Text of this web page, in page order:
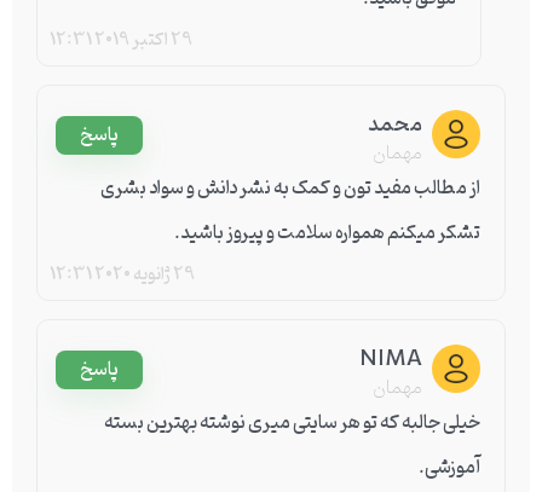
29 اکتبر 2019 12:31
محمد
مهمان
29 ژانویه 2020 12:31
از مطالب مفید تون و کمک به نشر دانش و سواد بشری
تشکر میکنم همواره سلامت و پیروز باشید.
پاسخ
NIMA
مهمان
خیلی جالبه که تو هر سایتی میری نوشته بهترین بسته
آموزشی.
پاسخ